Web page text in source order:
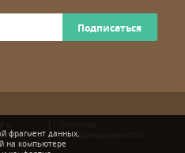
Подписаться
конфиденциальности
фрагмент данных,
на компьютере